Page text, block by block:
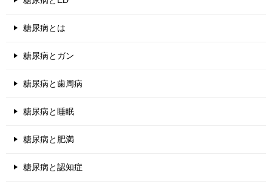
糖尿病とは
糖尿病とガン
糖尿病と歯周病
糖尿病と睡眠
糖尿病と肥満
糖尿病と認知症